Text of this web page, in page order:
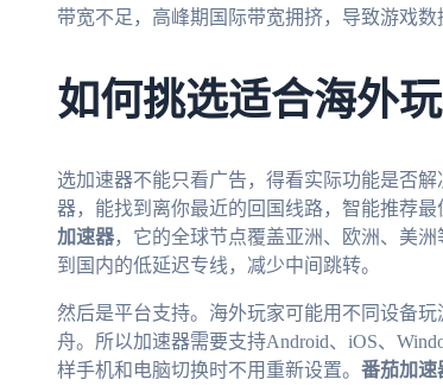
带宽不足，高峰期国际带宽拥挤，导致游戏数
如何挑选适合海外
选加速器不能只看广告，得看实际功能是否
器，能找到离你最近的回国线路，智能推荐
加速器，它的全球节点覆盖亚洲、欧洲、美
到国内的低延迟专线，减少中间跳转。
然后是平台支持。海外玩家可能用不同设备
舟。所以加速器需要支持Android、iOS、
样手机和电脑切换时不用重新设置。 番茄加速